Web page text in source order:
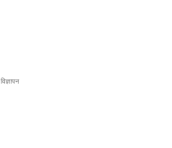
विज्ञापन